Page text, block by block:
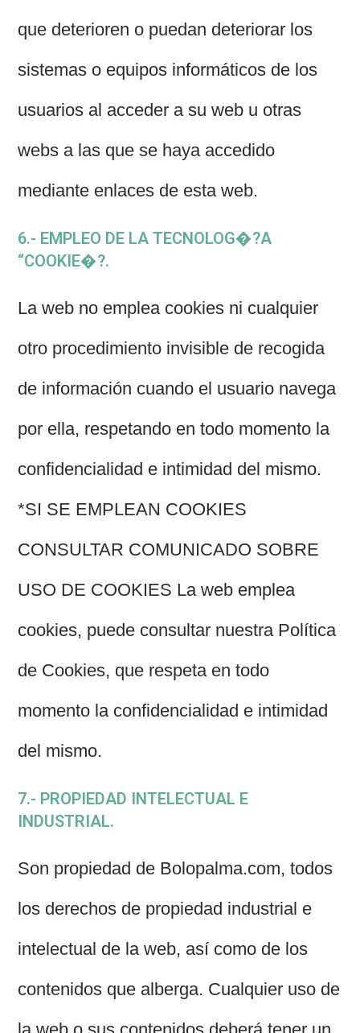
que deterioren o puedan deteriorar los
sistemas o equipos informáticos de los
usuarios al acceder a su web u otras
webs a las que se haya accedido
mediante enlaces de esta web.
6.- EMPLEO DE LA TECNOLOG�?A
“COOKIE�?.
La web no emplea cookies ni cualquier
otro procedimiento invisible de recogida
de información cuando el usuario navega
por ella, respetando en todo momento la
confidencialidad e intimidad del mismo.
*SI SE EMPLEAN COOKIES
CONSULTAR COMUNICADO SOBRE
USO DE COOKIES La web emplea
cookies, puede consultar nuestra Política
de Cookies, que respeta en todo
momento la confidencialidad e intimidad
del mismo.
7.- PROPIEDAD INTELECTUAL E
INDUSTRIAL.
Son propiedad de Bolopalma.com, todos
los derechos de propiedad industrial e
intelectual de la web, así como de los
contenidos que alberga. Cualquier uso de